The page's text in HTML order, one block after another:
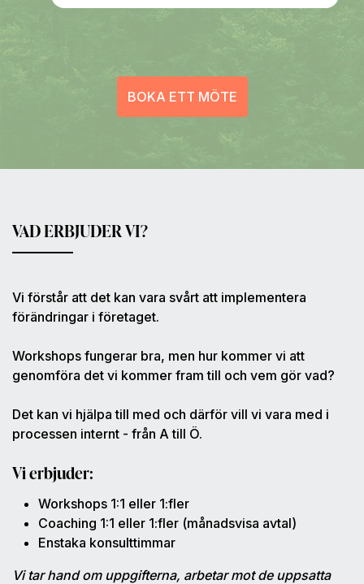
BOKA ETT MÖTE
VAD ERBJUDER VI?
Vi förstår att det kan vara svårt att implementera
förändringar i företaget.
Workshops fungerar bra, men hur kommer vi att
genomföra det vi kommer fram till och vem gör vad?
Det kan vi hjälpa till med och därför vill vi vara med i
processen internt - från A till Ö.
Vi erbjuder:
Workshops 1:1 eller 1:fler
Coaching 1:1 eller 1:fler (månadsvisa avtal)
Enstaka konsulttimmar
Vi tar hand om uppgifterna, arbetar mot de uppsatta